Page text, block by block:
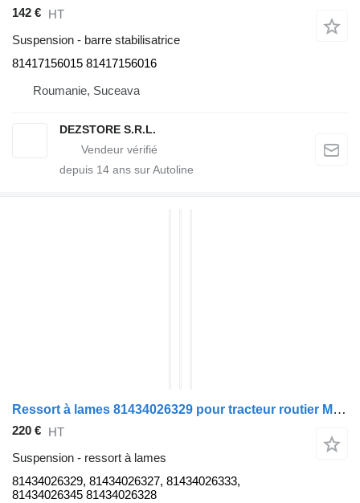
142 € HT
Suspension - barre stabilisatrice
81417156015 81417156016
Roumanie, Suceava
DEZSTORE S.R.L.
depuis 14 ans sur Autoline
Ressort à lames 81434026329 pour tracteur routier MAN TGX
220 € HT
Suspension - ressort à lames
81434026329, 81434026327, 81434026333,
81434026345 81434026328